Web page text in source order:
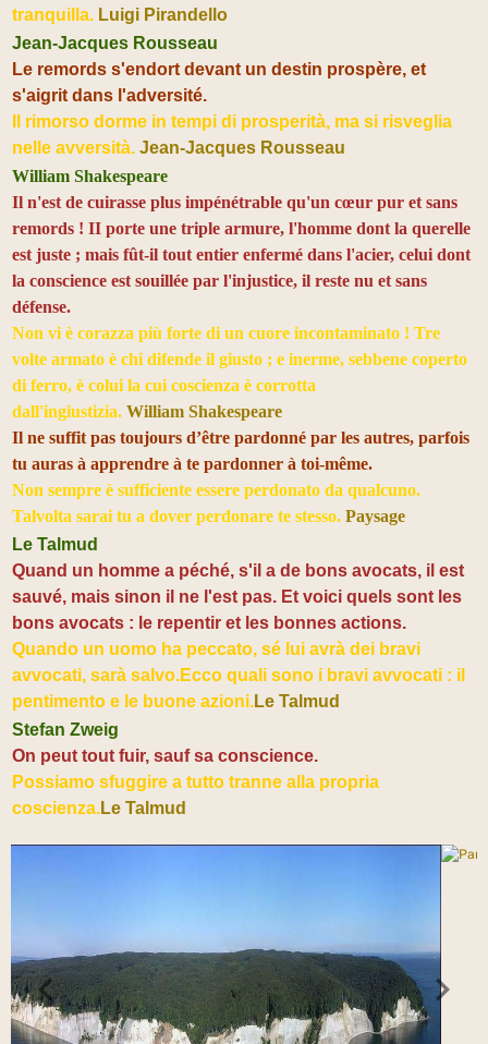
tranquilla. Luigi Pirandello
Jean-Jacques Rousseau
Le remords s'endort devant un destin prospère, et
s'aigrit dans l'adversité.
Il rimorso dorme in tempi di prosperità, ma si risveglia
nelle avversità. Jean-Jacques Rousseau
William Shakespeare
Il n'est de cuirasse plus impénétrable qu'un cœur pur et sans
remords ! II porte une triple armure, l'homme dont la querelle
est juste ; mais fût-il tout entier enfermé dans l'acier, celui dont
la conscience est souillée par l'injustice, il reste nu et sans
défense.
Non vi è corazza più forte di un cuore incontaminato ! Tre
volte armato è chi difende il giusto ; e inerme, sebbene coperto
di ferro, è colui la cui coscienza è corrotta
dall'ingiustizia. William Shakespeare
Il ne suffit pas toujours d’être pardonné par les autres, parfois
tu auras à apprendre à te pardonner à toi-même.
Non sempre è sufficiente essere perdonato da qualcuno.
Talvolta sarai tu a dover perdonare te stesso. Paysage
Le Talmud
Quand un homme a péché, s'il a de bons avocats, il est
sauvé, mais sinon il ne l'est pas. Et voici quels sont les
bons avocats : le repentir et les bonnes actions.
Quando un uomo ha peccato, sé lui avrà dei bravi
avvocati, sarà salvo.Ecco quali sono i bravi avvocati : il
pentimento e le buone azioni.Le Talmud
Stefan Zweig
On peut tout fuir, sauf sa conscience.
Possiamo sfuggire a tutto tranne alla propria
coscienza.Le Talmud
Data ultimo aggiornamento: 07/07/2019